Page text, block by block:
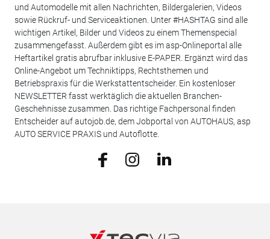
und Automodelle mit allen Nachrichten, Bildergalerien, Videos
sowie Rückruf- und Serviceaktionen. Unter #HASHTAG sind alle
wichtigen Artikel, Bilder und Videos zu einem Themenspecial
zusammengefasst. Außerdem gibt es im asp-Onlineportal alle
Heftartikel gratis abrufbar inklusive E-PAPER. Ergänzt wird das
Online-Angebot um Techniktipps, Rechtsthemen und
Betriebspraxis für die Werkstattentscheider. Ein kostenloser
NEWSLETTER fasst werktäglich die aktuellen Branchen-
Geschehnisse zusammen. Das richtige Fachpersonal finden
Entscheider auf autojob.de, dem Jobportal von AUTOHAUS, asp
AUTO SERVICE PRAXIS und Autoflotte.